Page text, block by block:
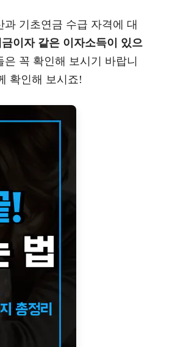
기초연금 수급 자격에 대
이자 같은 이자소득이 있으
은 꼭 확인해 보시기 바랍니
확인해 보시죠!